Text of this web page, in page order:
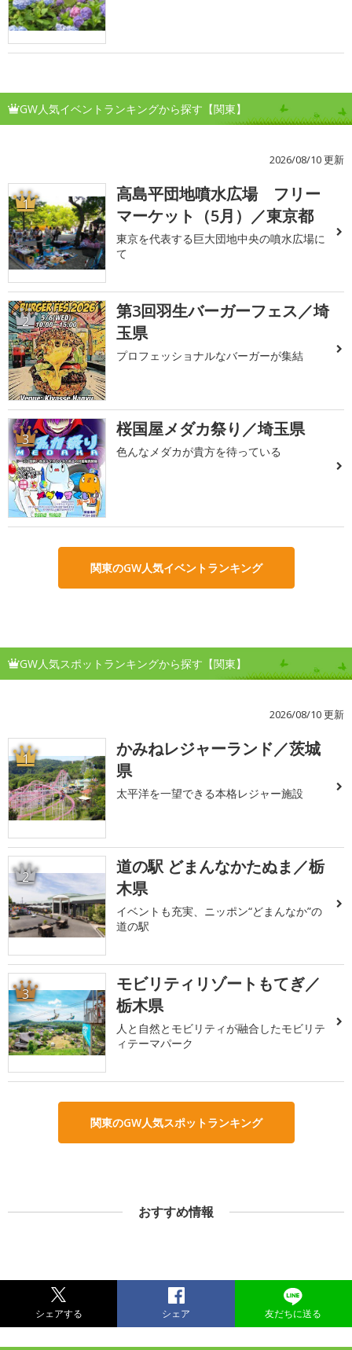
GW人気イベントランキングから探す【関東】
2026/08/10 更新
1
高島平団地噴水広場 フリー
マーケット（5月）／東京都
東京を代表する巨大団地中央の噴水広場に
て
2
第3回羽生バーガーフェス／埼
玉県
プロフェッショナルなバーガーが集結
3 桜国屋メダカ祭り／埼玉県
色んなメダカが貴方を待っている
関東のGW人気イベントランキング
GW人気スポットランキングから探す【関東】
2026/08/10 更新
1
かみねレジャーランド／茨城
県
太平洋を一望できる本格レジャー施設
2
道の駅 どまんなかたぬま／栃
木県
イベントも充実、ニッポン“どまんなか”の
道の駅
3
モビリティリゾートもてぎ／
栃木県
人と自然とモビリティが融合したモビリテ
ィテーマパーク
関東のGW人気スポットランキング
おすすめ情報
シェアする シェア 友だちに送る